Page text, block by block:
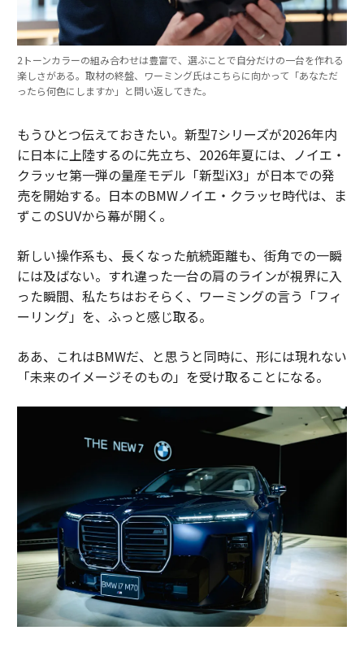
2トーンカラーの組み合わせは豊富で、選ぶことで自分だけの一台を作れる
楽しさがある。取材の終盤、ワーミング氏はこちらに向かって「あなただ
ったら何色にしますか」と問い返してきた。
もうひとつ伝えておきたい。新型7シリーズが2026年内
に日本に上陸するのに先立ち、2026年夏には、ノイエ・
クラッセ第一弾の量産モデル「新型iX3」が日本での発
売を開始する。日本のBMWノイエ・クラッセ時代は、ま
ずこのSUVから幕が開く。
新しい操作系も、長くなった航続距離も、街角での一瞬
には及ばない。すれ違った一台の肩のラインが視界に入
った瞬間、私たちはおそらく、ワーミングの言う「フィ
ーリング」を、ふっと感じ取る。
ああ、これはBMWだ、と思うと同時に、形には現れない
「未来のイメージそのもの」を受け取ることになる。